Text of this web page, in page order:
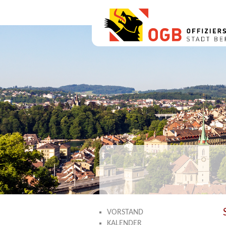
VORSTAND